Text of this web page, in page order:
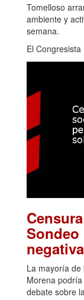
Tomelloso
ambiente y
semana.
El Congresista
Sondeo
La mayoría
Morena
debate sobre